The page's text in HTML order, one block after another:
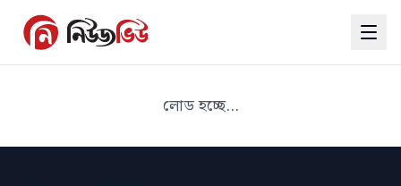
লোড হচ্ছে...